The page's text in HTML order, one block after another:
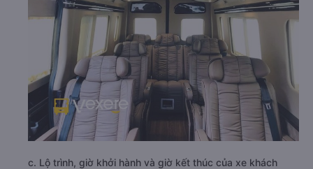
c. Lộ trình, giờ khởi hành và giờ kết thúc của xe khách